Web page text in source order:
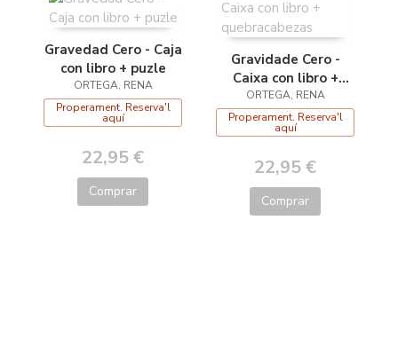
Gravedad Cero - Caja
con libro + puzle
ORTEGA, RENA
Properament. Reserva'l
aquí
22,95 €
Comprar
Gravidade Cero -
Caixa con libro +
quebracabezas
ORTEGA, RENA
Properament. Reserva'l
aquí
22,95 €
Comprar